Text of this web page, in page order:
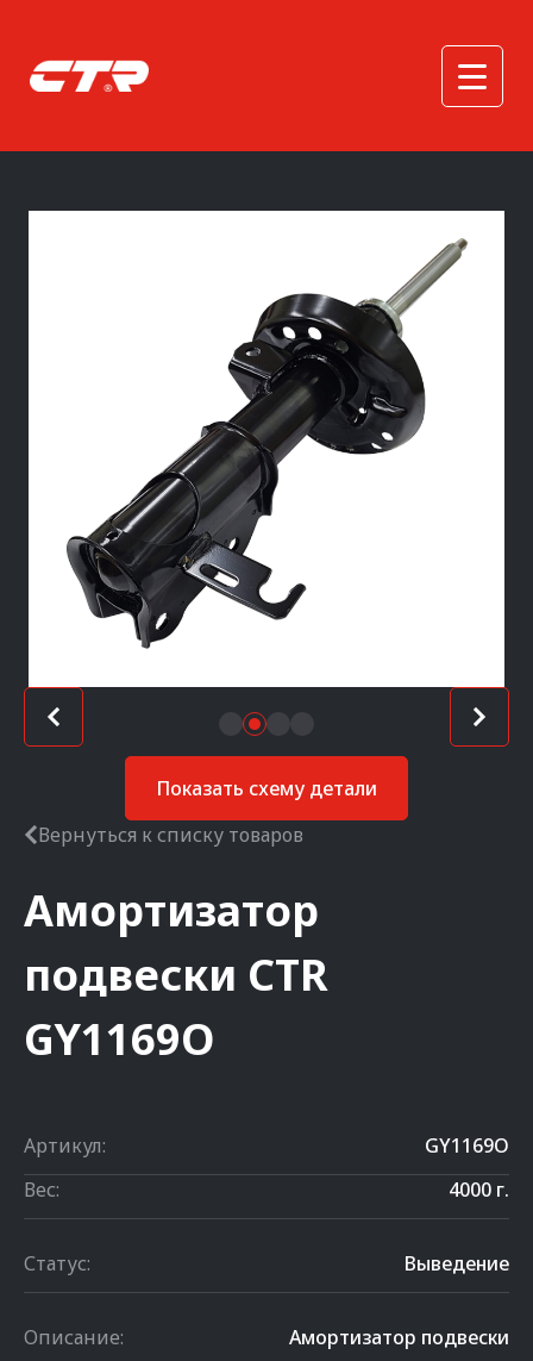
Показать схему детали
Вернуться к списку товаров
Амортизатор
подвески CTR
GY1169O
Артикул:
GY1169O
Вес:
4000 г.
Статус: Выведение
Описание: Амортизатор подвески